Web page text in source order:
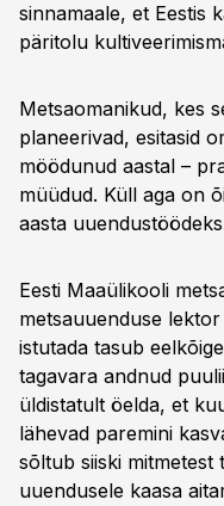
sinnamaale, et Eestis
päritolu
Metsaomanikud, kes
planeerivad, esitasid
möödunud aastal –
müüdud. Küll aga on
aasta
Eesti Maaülikooli
metsauuenduse
istutada tasub
tagavara andnud
üldistatult öelda, et
lähevad paremini
sõltub siiski mitmetest
uuendusele kaasa